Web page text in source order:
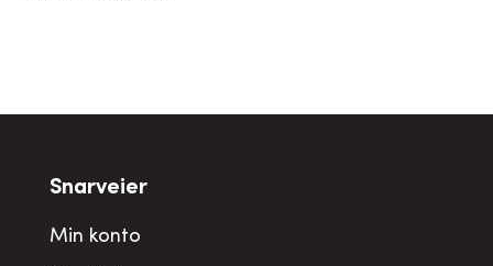
Snarveier
Min konto